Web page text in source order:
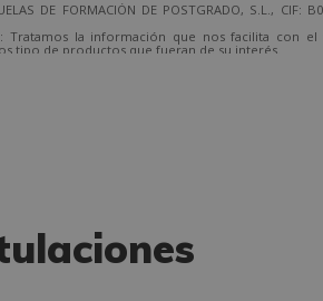
DE FORMACIÓN DE POSTGRADO, S.L.,
Tratamos la información que nos facilita con
tipo de productos que fueran de su interés.
derechos identificándose suficientemente,
nuestra Política de Privacidad.